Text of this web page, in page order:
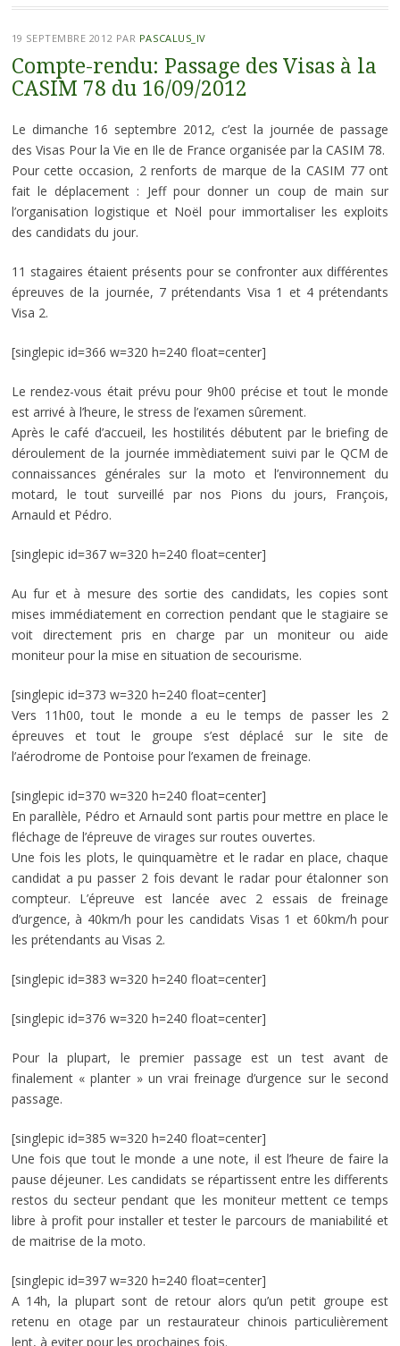
19 SEPTEMBRE 2012 PAR PASCALUS_IV
Compte-rendu: Passage des Visas à la
CASIM 78 du 16/09/2012
Le dimanche 16 septembre 2012, c’est la journée de passage
des Visas Pour la Vie en Ile de France organisée par la CASIM 78.
Pour cette occasion, 2 renforts de marque de la CASIM 77 ont
fait le déplacement : Jeff pour donner un coup de main sur
l’organisation logistique et Noël pour immortaliser les exploits
des candidats du jour.
11 stagaires étaient présents pour se confronter aux différentes
épreuves de la journée, 7 prétendants Visa 1 et 4 prétendants
Visa 2.
[singlepic id=366 w=320 h=240 float=center]
Le rendez-vous était prévu pour 9h00 précise et tout le monde
est arrivé à l’heure, le stress de l’examen sûrement.
Après le café d’accueil, les hostilités débutent par le briefing de
déroulement de la journée immèdiatement suivi par le QCM de
connaissances générales sur la moto et l’environnement du
motard, le tout surveillé par nos Pions du jours, François,
Arnauld et Pédro.
[singlepic id=367 w=320 h=240 float=center]
Au fur et à mesure des sortie des candidats, les copies sont
mises immédiatement en correction pendant que le stagiaire se
voit directement pris en charge par un moniteur ou aide
moniteur pour la mise en situation de secourisme.
[singlepic id=373 w=320 h=240 float=center]
Vers 11h00, tout le monde a eu le temps de passer les 2
épreuves et tout le groupe s’est déplacé sur le site de
l’aérodrome de Pontoise pour l’examen de freinage.
[singlepic id=370 w=320 h=240 float=center]
En parallèle, Pédro et Arnauld sont partis pour mettre en place le
fléchage de l’épreuve de virages sur routes ouvertes.
Une fois les plots, le quinquamètre et le radar en place, chaque
candidat a pu passer 2 fois devant le radar pour étalonner son
compteur. L’épreuve est lancée avec 2 essais de freinage
d’urgence, à 40km/h pour les candidats Visas 1 et 60km/h pour
les prétendants au Visas 2.
[singlepic id=383 w=320 h=240 float=center]
[singlepic id=376 w=320 h=240 float=center]
Pour la plupart, le premier passage est un test avant de
finalement « planter » un vrai freinage d’urgence sur le second
passage.
[singlepic id=385 w=320 h=240 float=center]
Une fois que tout le monde a une note, il est l’heure de faire la
pause déjeuner. Les candidats se répartissent entre les differents
restos du secteur pendant que les moniteur mettent ce temps
libre à profit pour installer et tester le parcours de maniabilité et
de maitrise de la moto.
[singlepic id=397 w=320 h=240 float=center]
A 14h, la plupart sont de retour alors qu’un petit groupe est
retenu en otage par un restaurateur chinois particulièrement
lent, à eviter pour les prochaines fois.